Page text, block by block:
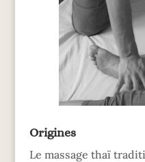
Origines
Le massage thaï